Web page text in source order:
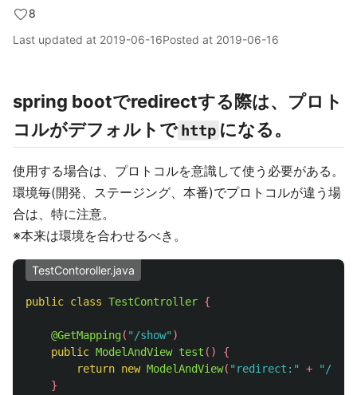
8
Last updated at 2019-06-16Posted at 2019-06-16
spring bootでredirectする際は、プロト
コルがデフォルトで http になる。
使用する場合は、プロトコルを意識して使う必要がある。
環境毎(開発、ステージング、本番)でプロトコルが違う場
合は、特に注意。
※本来は環境を合わせるべき。
TestContoroller.java
public class TestController {
@GetMapping( "/show" )
public ModelAndView test ()
{
return new ModelAndView( "redirect:" +
"/
}